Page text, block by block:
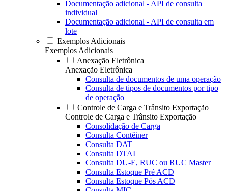
Documentação adicional - API de consulta
individual
Documentação adicional - API de consulta em
lote
Exemplos Adicionais
Exemplos Adicionais
Anexação Eletrônica
Anexação Eletrônica
Consulta de documentos de uma operação
Consulta de tipos de documentos por tipo
de operação
Controle de Carga e Trânsito Exportação
Controle de Carga e Trânsito Exportação
Consolidação de Carga
Consulta Contêiner
Consulta DAT
Consulta DTAI
Consulta DU-E, RUC ou RUC Master
Consulta Estoque Pré ACD
Consulta Estoque Pós ACD